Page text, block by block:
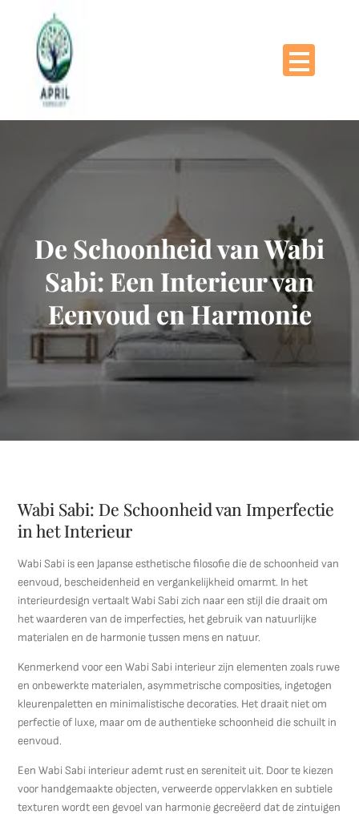
De Schoonheid van Wabi
Sabi: Een Interieur van
Eenvoud en Harmonie
Wabi Sabi: De Schoonheid van Imperfectie
in het Interieur
Wabi Sabi is een Japanse esthetische filosofie die de schoonheid van
eenvoud, bescheidenheid en vergankelijkheid omarmt. In het
interieurdesign vertaalt Wabi Sabi zich naar een stijl die draait om
het waarderen van de imperfecties, het gebruik van natuurlijke
materialen en de harmonie tussen mens en natuur.
Kenmerkend voor een Wabi Sabi interieur zijn elementen zoals ruwe
en onbewerkte materialen, asymmetrische composities, ingetogen
kleurenpaletten en minimalistische decoraties. Het draait niet om
perfectie of luxe, maar om de authentieke schoonheid die schuilt in
eenvoud.
Een Wabi Sabi interieur ademt rust en sereniteit uit. Door te kiezen
voor handgemaakte objecten, verweerde oppervlakken en subtiele
texturen wordt een gevoel van harmonie gecreëerd dat de zintuigen